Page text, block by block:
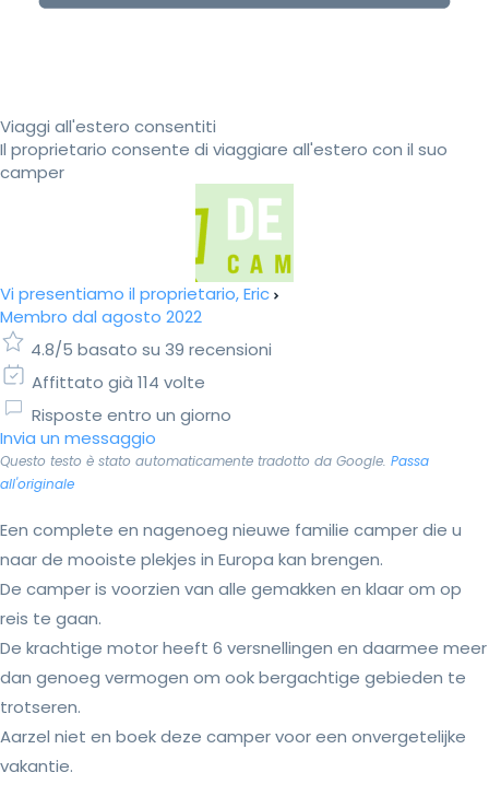
Viaggi all'estero consentiti
Il proprietario consente di viaggiare all'estero con il suo
camper
Vi presentiamo il proprietario, Eric
Membro dal agosto 2022
4.8/5 basato su 39 recensioni
Affittato già 114 volte
Risposte entro un giorno
Invia un messaggio
Questo testo è stato automaticamente tradotto da Google. Passa
all'originale
Een complete en nagenoeg nieuwe familie camper die u
naar de mooiste plekjes in Europa kan brengen.
De camper is voorzien van alle gemakken en klaar om op
reis te gaan.
De krachtige motor heeft 6 versnellingen en daarmee meer
dan genoeg vermogen om ook bergachtige gebieden te
trotseren.
Aarzel niet en boek deze camper voor een onvergetelijke
vakantie.